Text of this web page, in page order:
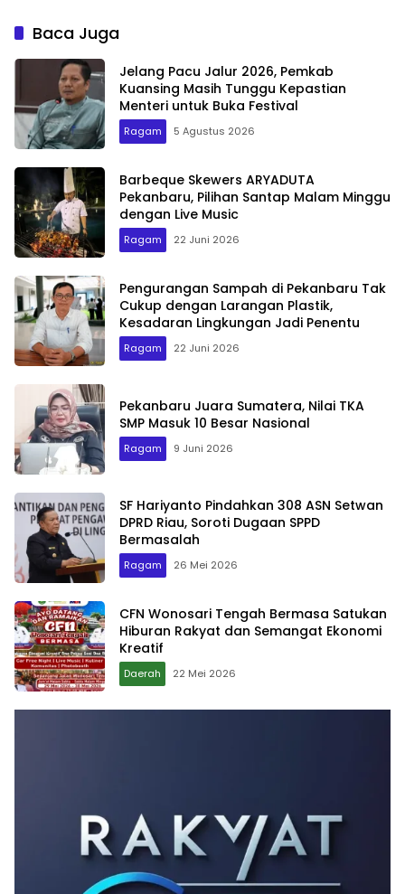
Baca Juga
Jelang Pacu Jalur 2026, Pemkab
Kuansing Masih Tunggu Kepastian
Menteri untuk Buka Festival
Ragam 5 Agustus 2026
Barbeque Skewers ARYADUTA
Pekanbaru, Pilihan Santap Malam Minggu
dengan Live Music
Ragam 22 Juni 2026
Pengurangan Sampah di Pekanbaru Tak
Cukup dengan Larangan Plastik,
Kesadaran Lingkungan Jadi Penentu
Ragam 22 Juni 2026
Pekanbaru Juara Sumatera, Nilai TKA
SMP Masuk 10 Besar Nasional
Ragam 9 Juni 2026
SF Hariyanto Pindahkan 308 ASN Setwan
DPRD Riau, Soroti Dugaan SPPD
Bermasalah
Ragam 26 Mei 2026
CFN Wonosari Tengah Bermasa Satukan
Hiburan Rakyat dan Semangat Ekonomi
Kreatif
Daerah 22 Mei 2026